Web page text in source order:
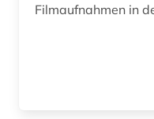
Filmaufnahmen in